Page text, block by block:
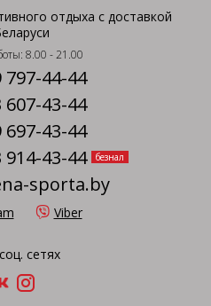
отдыха с доставкой
8.00 - 21.00
797-44-44
607-43-44
697-43-44
914-43-44
безнал
sporta.by
Viber
сетях